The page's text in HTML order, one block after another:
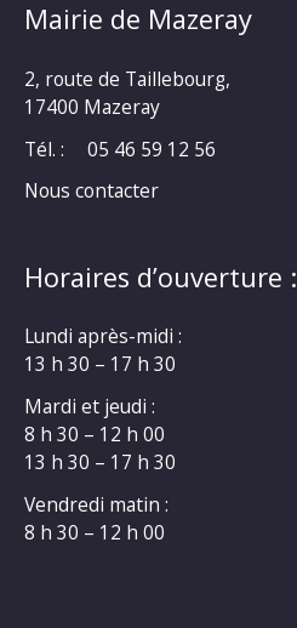
Mairie de Mazeray
2, route de Taillebourg,
17400 Mazeray
Tél. :
05 46 59 12 56
Nous contacter
Horaires d’ouverture :
Lundi après-midi :
13 h 30 – 17 h 30
Mardi et jeudi :
8 h 30 – 12 h 00
13 h 30 – 17 h 30
Vendredi matin :
8 h 30 – 12 h 00